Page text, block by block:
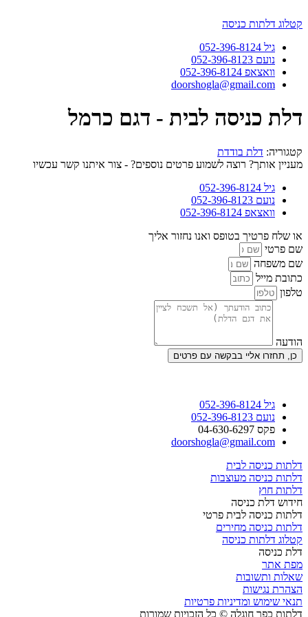
לתוכן
קטלוג דלתות כניסה
גיל 052-396-8124
נועם 052-396-8123
וואצאפ 052-396-8124
doorshogla@gmail.com
דלת כניסה לבית - דגם כרמל
קטגוריה: דלת בודדת
מעניין אותך? רוצה לשמוע פרטים נוספים? - צור איתנו קשר עכשיו
גיל 052-396-8124
נועם 052-396-8123
וואצאפ 052-396-8124
או שלח פרטיך בטופס ואנו נחזור אליך
שם פרטי
שם משפחה
כתובת מייל
טלפון
הודעה
כן, תחזרו אליי בבקשה עם פרטים
גיל 052-396-8124
נועם 052-396-8123
פקס 04-630-6297
doorshogla@gmail.com
דלתות כניסה לבית
דלתות כניסה מעוצבות
דלתות חוץ
חידוש דלת כניסה
דלתות כניסה לבית פרטי
דלתות כניסה מחירים
קטלוג דלתות כניסה
דלת כניסה
מפת אתר
שאלות ותשובות
הצהרת נגישות
תנאי שימוש ומדיניות פרטיות
דלתות כפר חוגלה © כל הזכויות שמורות